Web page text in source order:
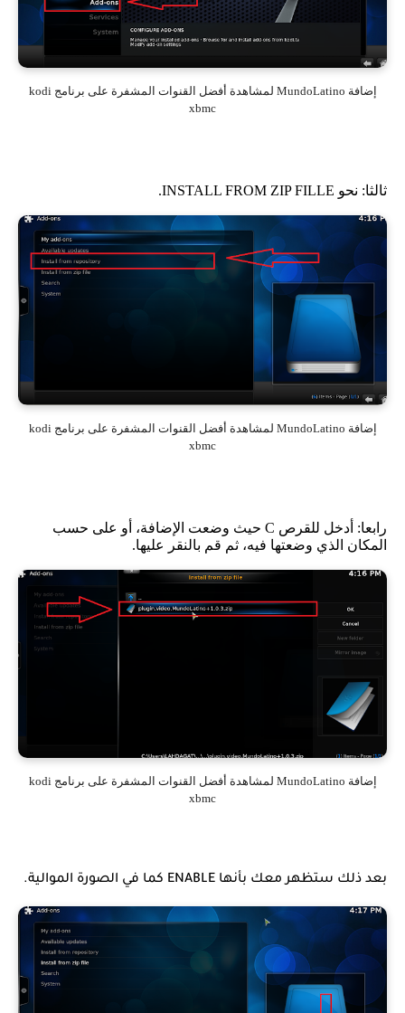
إضافة MundoLatino لمشاهدة أفضل القنوات المشفرة على برنامج kodi
xbmc
ثالثا: نحو INSTALL FROM ZIP FILLE.
إضافة MundoLatino لمشاهدة أفضل القنوات المشفرة على برنامج kodi
xbmc
رابعا: أدخل للقرص C حيث وضعت الإضافة، أو على حسب
المكان الذي وضعتها فيه، ثم قم بالنقر عليها.
إضافة MundoLatino لمشاهدة أفضل القنوات المشفرة على برنامج kodi
xbmc
بعد ذلك ستظهر معك بأنها ENABLE كما في الصورة الموالية.